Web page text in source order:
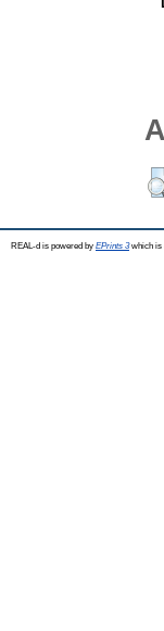
REAL-d is powered by EPrints 3which is